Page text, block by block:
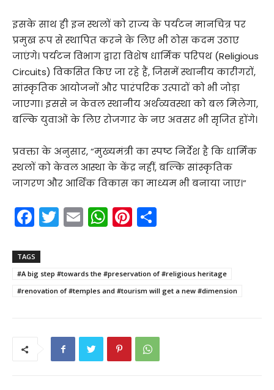
इसके साथ ही इन स्थलों को राज्य के पर्यटन मानचित्र पर
प्रमुख रूप से स्थापित करने के लिए भी ठोस कदम उठाए
जाएंगे। पर्यटन विभाग द्वारा विशेष धार्मिक परिपथ (Religious
Circuits) विकसित किए जा रहे हैं, जिसमें स्थानीय कारीगरों,
सांस्कृतिक आयोजनों और पारंपरिक उत्पादों को भी जोड़ा
जाएगा। इससे न केवल स्थानीय अर्थव्यवस्था को बल मिलेगा,
बल्कि युवाओं के लिए रोजगार के नए अवसर भी सृजित होंगे।
प्रवक्ता के अनुसार, “मुख्यमंत्री का स्पष्ट निर्देश है कि धार्मिक
स्थलों को केवल आस्था के केंद्र नहीं, बल्कि सांस्कृतिक
जागरण और आर्थिक विकास का माध्यम भी बनाया जाए।”
F
c
e
b
T
er
E
l
W
ts
A
p
Pi
e
st
e
TAGS
#A big step #towards the #preservation of #religious heritage
#renovation of #temples and #tourism will get a new #dimension